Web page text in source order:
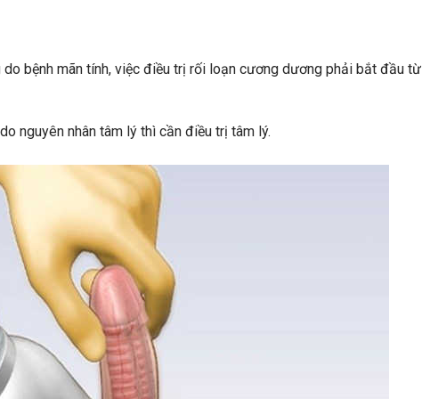
bệnh mãn tính, việc điều trị rối loạn cương dương phải bắt đầu
nguyên nhân tâm lý thì cần điều trị tâm lý.